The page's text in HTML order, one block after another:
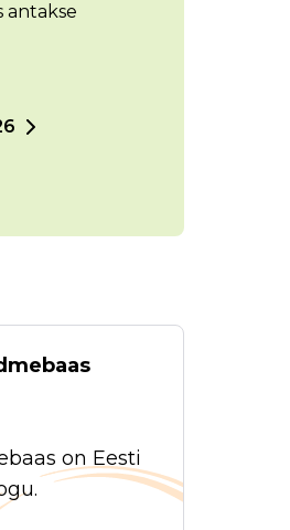
antakse
on Eesti